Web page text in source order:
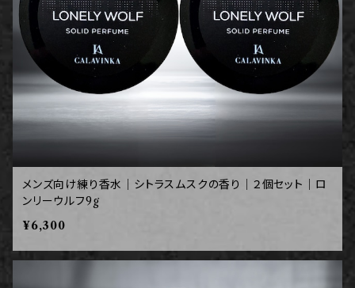
メンズ向け練り香水｜シトラスムスクの香り｜２個セット｜ロ
ンリーウルフ9g
¥6,300